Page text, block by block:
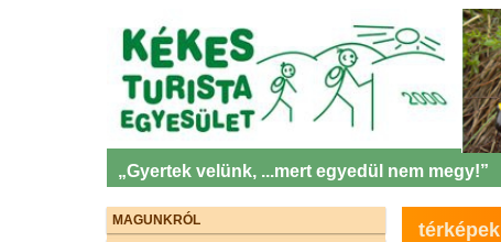
„Gyertek velünk, ...mert egyedül nem megy!”
MAGUNKRÓL térképek